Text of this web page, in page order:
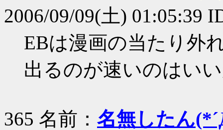
2006/09/09(土) 01:05:39
EBは漫画の当たり外
出るのが速いのはい
365 名前： 名無したん